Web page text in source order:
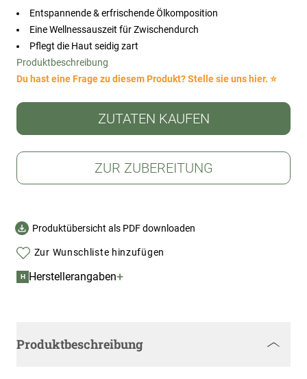
Entspannende & erfrischende Ölkomposition
Eine Wellnessauszeit für Zwischendurch
Pflegt die Haut seidig zart
Produktbeschreibung
Du hast eine Frage zu diesem Produkt? Stelle sie uns hier. ⭐
ZUTATEN KAUFEN
ZUR ZUBEREITUNG
Produktübersicht als PDF downloaden
Zur Wunschliste hinzufügen
H Herstellerangaben+
Produktbeschreibung